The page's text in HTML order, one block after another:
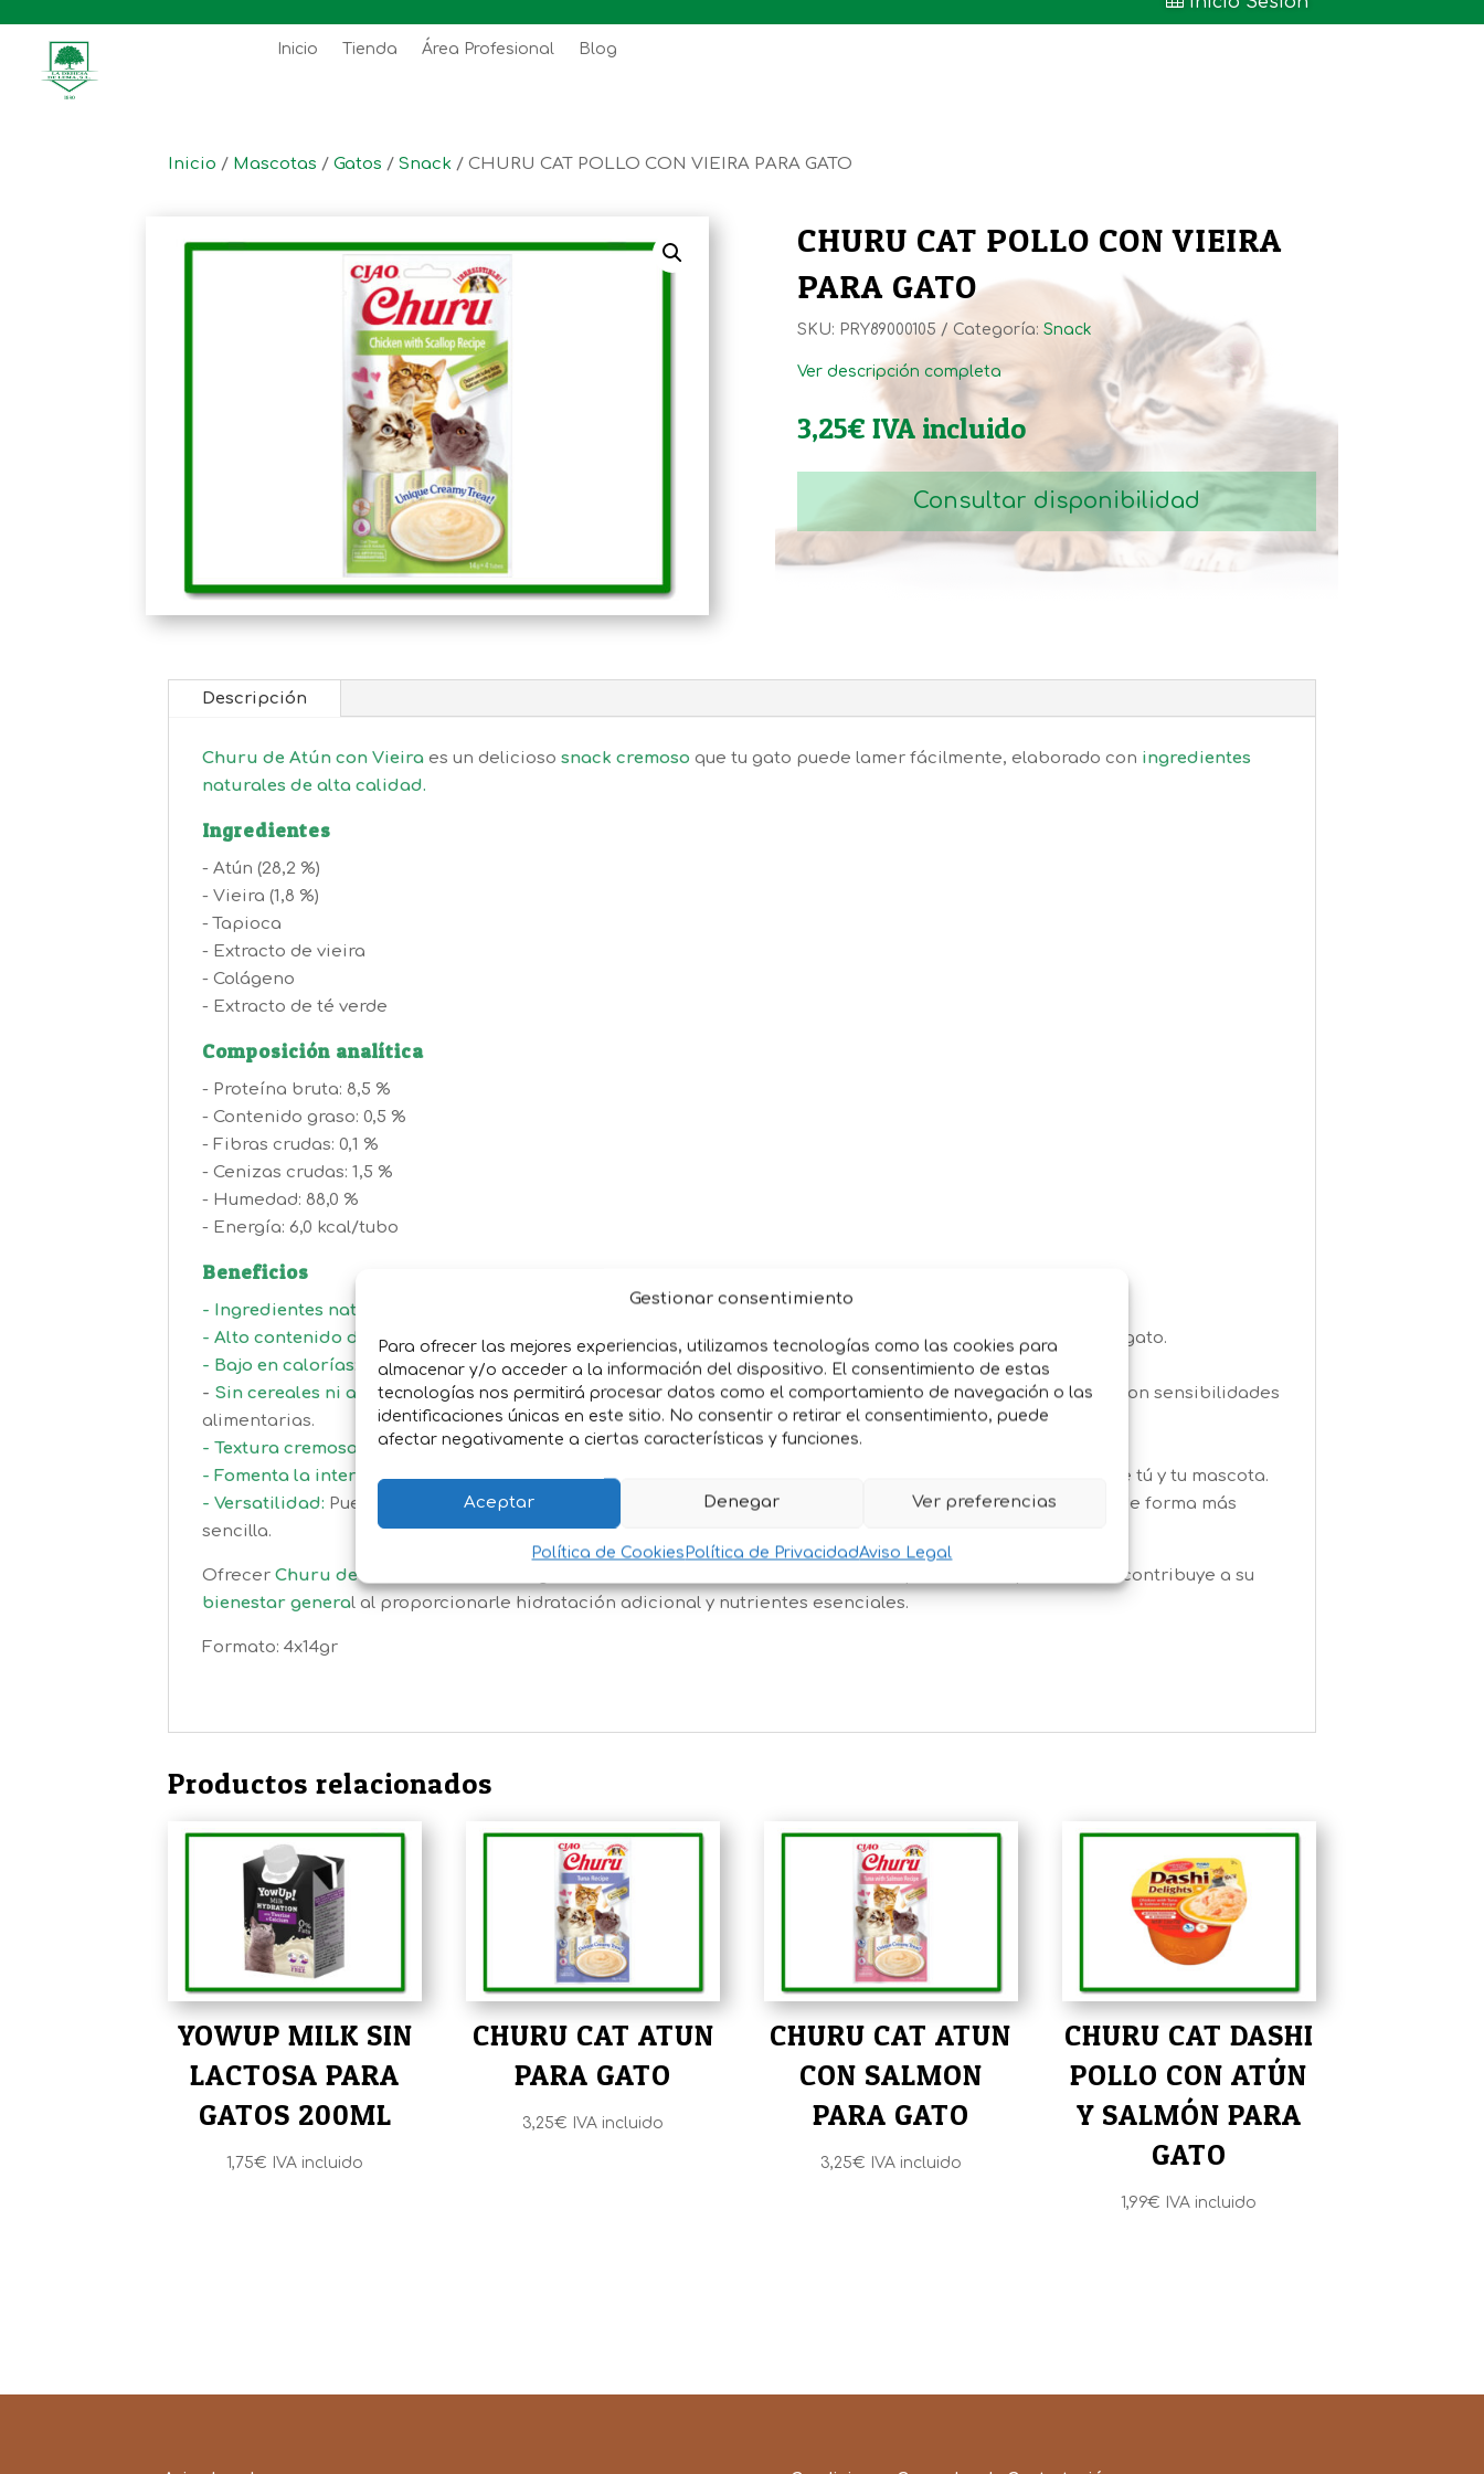
Gestionar consentimiento
Para ofrecer las mejores experiencias, utilizamos tecnologías como las cookies para
almacenar y/o acceder a la información del dispositivo. El consentimiento de estas
tecnologías nos permitirá procesar datos como el comportamiento de navegación o las
identificaciones únicas en este sitio. No consentir o retirar el consentimiento, puede
afectar negativamente a ciertas características y funciones.
Aceptar Denegar Ver preferencias
Política de Cookies Política de PrivacidadAviso Legal
Inicio Tienda Área Profesional Blog
Inicio / Mascotas / Gatos / Snack / CHURU CAT POLLO CON VIEIRA PARA GATO
CHURU CAT POLLO CON VIEIRA
PARA GATO
SKU: PRY89000105 Categoría: Snack
Ver descripción completa
3,25€ IVA incluido
Consultar disponibilidad
Descripción
Churu de Atún con Vieira es un delicioso snack cremoso que tu gato puede lamer fácilmente, elaborado con ingredientes
naturales de alta calidad.
Ingredientes
- Atún (28,2 %)
- Vieira (1,8 %)
- Tapioca
- Extracto de vieira
- Colágeno
- Extracto de té verde
Composición analítica
- Proteína bruta: 8,5 %
- Contenido graso: 0,5 %
- Fibras crudas: 0,1 %
- Cenizas crudas: 1,5 %
- Humedad: 88,0 %
- Energía: 6,0 kcal/tubo
Beneficios
- Ingredientes naturales:
Elaborado con atún salvaje y vieiras, proporcionando proteínas de alta calidad.
- Alto contenido de humedad:
Con un 88% de humedad, ayuda a mantener una adecuada hidratación en tu gato.
- Bajo en calorías
Con solo 6 kcal por tubo, es ideal para gatos que requieren control calórico.
- Sin cereales ni aditivos artificiales:Libre de conservantes y colorantes artificiales, adecuado para gatos con sensibilidades
alimentarias.
- Textura cremosa:
Su consistencia facilita la administración y es altamente palatable para los felinos.
- Fomenta la interacción:Diseñado para alimentar directamente con la mano, fortaleciendo el vínculo entre tú y tu mascota.
- Versatilidad: Puede utilizarse como premio, complemento alimenticio o para administrar medicamentos de forma más
sencilla.
Ofrecer Churu de Atún con Vieira
a tu gato no solo le brinda una deliciosa recompensa, sino que también contribuye a su
bienestar general al proporcionarle hidratación adicional y nutrientes esenciales.
Formato: 4x14gr
Productos relacionados
YOWUP MILK SIN
LACTOSA PARA
GATOS 200ML
1,75€ IVA incluido
CHURU CAT ATUN
PARA GATO
3,25€ IVA incluido
CHURU CAT ATUN
CON SALMON
PARA GATO
3,25€ IVA incluido
CHURU CAT DASHI
POLLO CON ATÚN
Y SALMÓN PARA
GATO
1,99€ IVA incluido